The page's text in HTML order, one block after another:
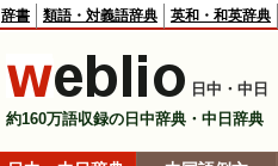
辞書 類語・対義語辞典 英和・和英辞典
日中・中日
約160万語収録の日中辞典・中日辞典